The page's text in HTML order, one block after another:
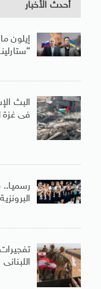
أحدث الأخبار
إيلون
البث
فى غزة
رسميا..